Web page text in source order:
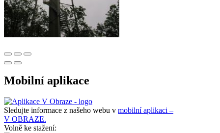
Mobilní aplikace
Sledujte informace z našeho webu v mobilní aplikaci –
V OBRAZE.
Volně ke stažení: